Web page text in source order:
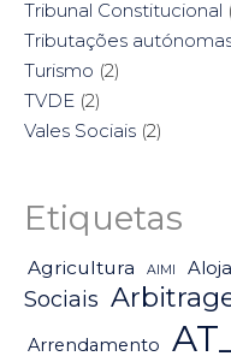
Tribunal Constitucional
Tributações
Turismo (2)
TVDE (2)
Vales Sociais (2)
Etiquetas
Agricultura AIMI
Sociais
Arrendamento